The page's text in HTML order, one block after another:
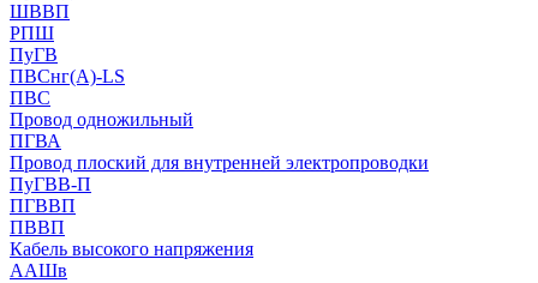
ШВВП
РПШ
ПуГВ
ПВСнг(А)-LS
ПВС
Провод одножильный
ПГВА
Провод плоский для внутренней электропроводки
ПуГВВ-П
ПГВВП
ПВВП
Кабель высокого напряжения
ААШв